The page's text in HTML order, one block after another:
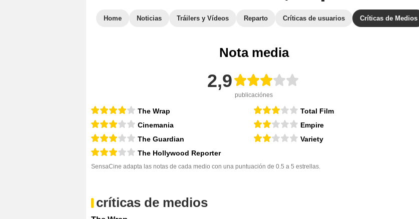
Home Noticias Tráilers y Vídeos Reparto Críticas de usuarios Críticas de Medios
Nota media
2,9
publicaciónes
The Wrap
Cinemania
The Guardian
The Hollywood Reporter
Total Film
Empire
Variety
SensaCine adapta las notas de cada medio con una puntuación de 0.5 a 5 estrellas.
críticas de medios